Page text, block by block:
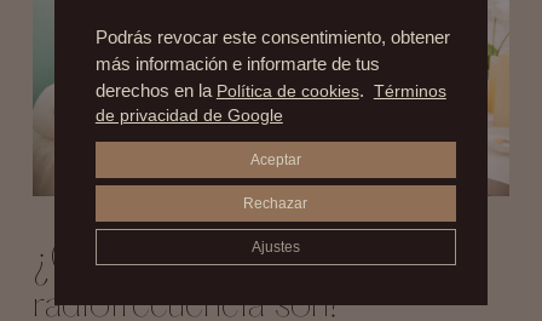
¿Cuántas sesiones son de
radiofrecuencia son?
Podrás revocar este consentimiento, obtener
más información e informarte de tus
derechos en la Política de cookies. Términos
de privacidad de Google
Aceptar
Rechazar
Ajustes